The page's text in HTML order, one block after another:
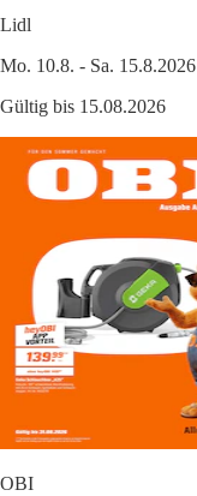
Lidl
Mo. 10.8. - Sa. 15.8.2026
Gültig bis 15.08.2026
OBI